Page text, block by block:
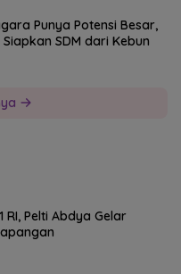
Punya Potensi Besar,
Siapkan SDM dari Kebun
RI, Pelti Abdya Gelar